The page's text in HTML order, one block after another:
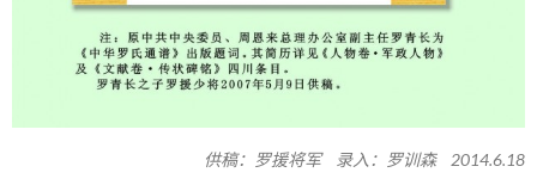
供稿：罗援将军 录入：罗训森 2014.6.18